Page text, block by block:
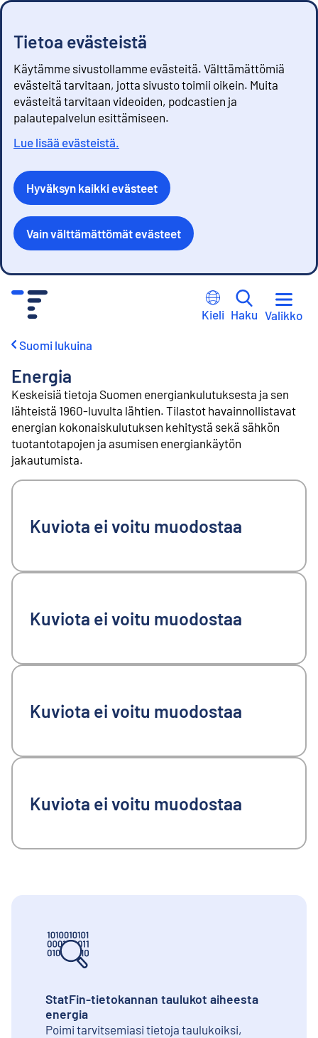
Tietoa evästeistä
Käytämme sivustollamme evästeitä. Välttämättömiä
evästeitä tarvitaan, jotta sivusto toimii oikein. Muita
evästeitä tarvitaan videoiden, podcastien ja
palautepalvelun esittämiseen.
Lue lisää evästeistä.
Hyväksyn kaikki evästeet
Vain välttämättömät evästeet
Kieli Haku Valikko
Suomi lukuina
Energia
Keskeisiä tietoja Suomen energiankulutuksesta ja sen
lähteistä 1960-luvulta lähtien. Tilastot havainnollistavat
energian kokonaiskulutuksen kehitystä sekä sähkön
tuotantotapojen ja asumisen energiankäytön
jakautumista.
Kuviota ei voitu muodostaa
Kuviota ei voitu muodostaa
Kuviota ei voitu muodostaa
Kuviota ei voitu muodostaa
StatFin-tietokannan taulukot aiheesta
energia
Poimi tarvitsemiasi tietoja taulukoiksi,